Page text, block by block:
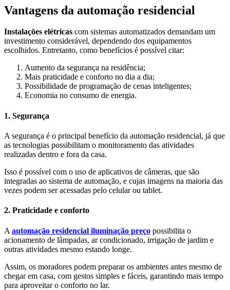
Vantagens da automação residencial
Instalações elétricas com sistemas automatizados demandam um
investimento considerável, dependendo dos equipamentos
escolhidos. Entretanto, como benefícios é possível citar:
Aumento da segurança na residência;
Mais praticidade e conforto no dia a dia;
Possibilidade de programação de cenas inteligentes;
Economia no consumo de energia.
1. Segurança
A segurança é o principal benefício da automação residencial, já que
as tecnologias possibilitam o monitoramento das atividades
realizadas dentro e fora da casa.
Isso é possível com o uso de aplicativos de câmeras, que são
integradas ao sistema de automação, e cujas imagens na maioria das
vezes podem ser acessadas pelo celular ou tablet.
2. Praticidade e conforto
A automação residencial iluminação preço possibilita o
acionamento de lâmpadas, ar condicionado, irrigação de jardim e
outras atividades mesmo estando longe.
Assim, os moradores podem preparar os ambientes antes mesmo de
chegar em casa, com gestos simples e fáceis, garantindo mais tempo
para aproveitar o conforto no lar.